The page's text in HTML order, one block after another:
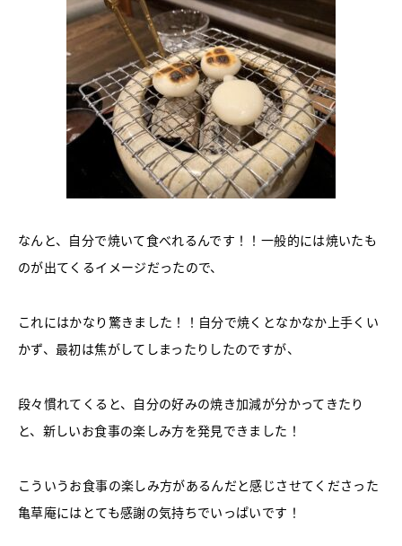
なんと、自分で焼いて食べれるんです！！一般的には焼いたも
のが出てくるイメージだったので、
これにはかなり驚きました！！自分で焼くとなかなか上手くい
かず、最初は焦がしてしまったりしたのですが、
段々慣れてくると、自分の好みの焼き加減が分かってきたり
と、新しいお食事の楽しみ方を発見できました！
こういうお食事の楽しみ方があるんだと感じさせてくださった
亀草庵にはとても感謝の気持ちでいっぱいです！